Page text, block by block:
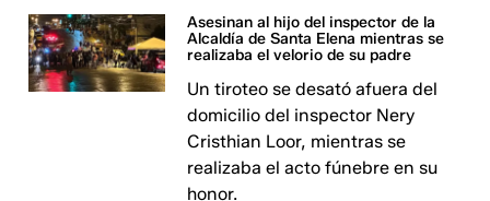
Asesinan al hijo del inspector de la
Alcaldía de Santa Elena mientras se
realizaba el velorio de su padre
Un tiroteo se desató afuera del
domicilio del inspector Nery
Cristhian Loor, mientras se
realizaba el acto fúnebre en su
honor.